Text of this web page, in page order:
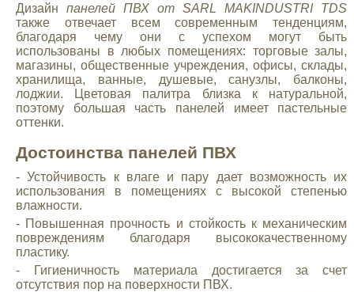
Дизайн панелей ПВХ от SARL MAKINDUSTRI TDS
также отвечает всем современным тенденциям,
благодаря чему они с успехом могут быть
использованы в любых помещениях: торговые залы,
магазины, общественные учреждения, офисы, склады,
хранилища, ванные, душевые, санузлы, балконы,
лоджии. Цветовая палитра близка к натуральной,
поэтому большая часть панелей имеет пастельные
оттенки.
Достоинства панелей ПВХ
- Устойчивость к влаге и пару дает возможность их
использования в помещениях с высокой степенью
влажности.
- Повышенная прочность и стойкость к механическим
повреждениям благодаря высококачественному
пластику.
- Гигиеничность материала достигается за счет
отсутствия пор на поверхности ПВХ.